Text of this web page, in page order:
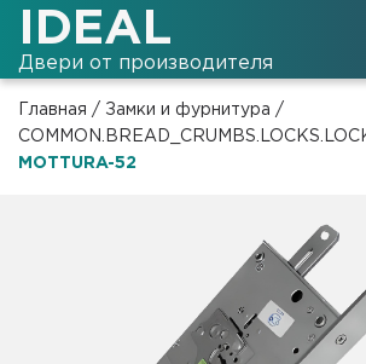
IDEAL
Двери от производителя
Главная / Замки и фурнитура /
MOTTURA-52